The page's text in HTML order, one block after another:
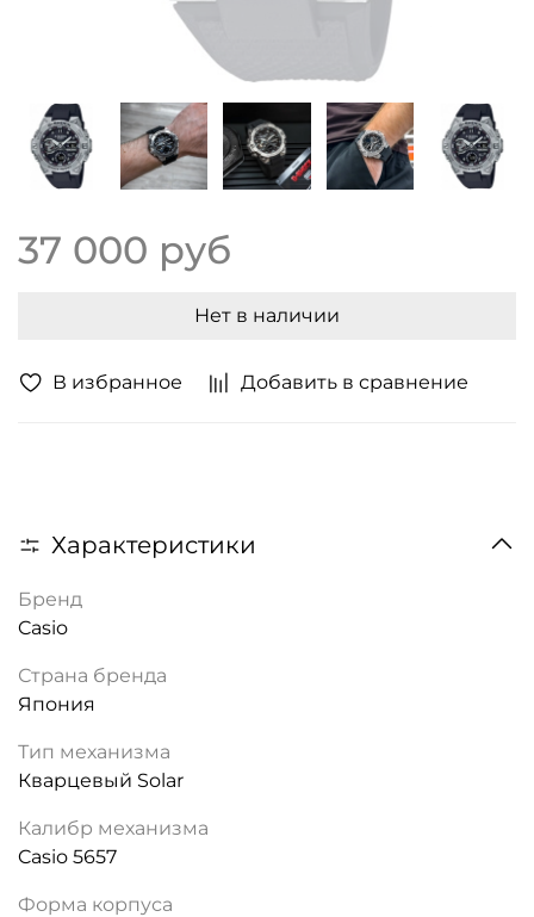
В избранное Добавить в сравнение
37 000 руб
Нет в наличии
Характеристики
Бренд
Casio
Страна бренда
Япония
Тип механизма
Кварцевый Solar
Калибр механизма
Casio 5657
Форма корпуса